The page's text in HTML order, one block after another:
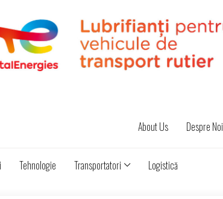
About Us Despre Noi
Tehnologie Transportatori Logistică